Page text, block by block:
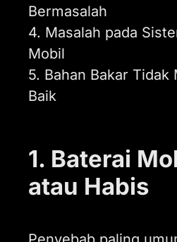
Bermasalah
4. Masalah pada
Mobil
5. Bahan Bakar Tidak
Baik
1. Baterai
atau Habis